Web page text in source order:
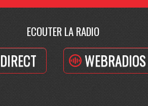
ECOUTER LA RADIO
DIRECT WEBRADIOS